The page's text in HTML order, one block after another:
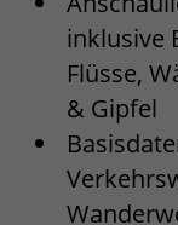
inklusive
Flüsse,
& Gipfel